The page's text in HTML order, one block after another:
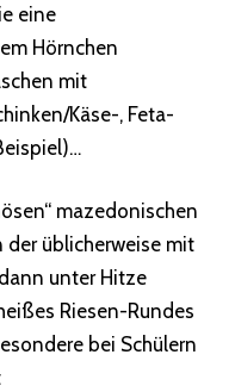
eine
Hörnchen
mit
Käse-, Feta-
mazedonischen
üblicherweise mit
unter Hitze
Riesen-Rundes
bei Schülern